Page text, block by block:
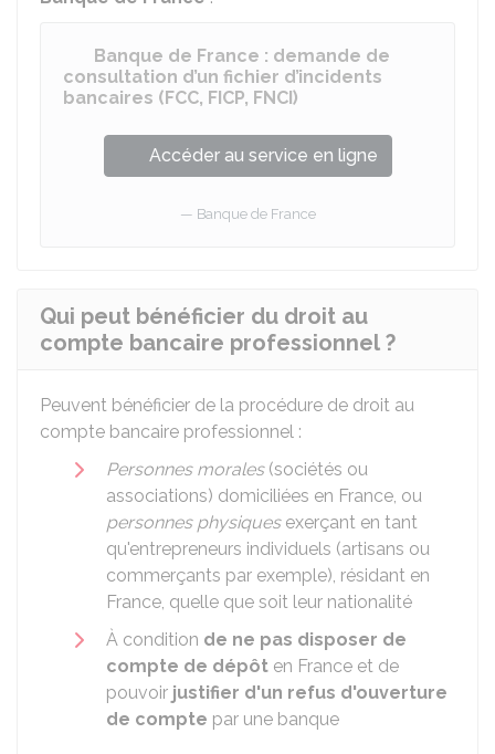
Banque de France : demande de
consultation d’un fichier d’incidents
bancaires (FCC, FICP, FNCI)
Accéder au service en ligne
Banque de France
Qui peut bénéficier du droit au
compte bancaire professionnel ?
Peuvent bénéficier de la procédure de droit au
compte bancaire professionnel :
Personnes morales(sociétés ou
associations) domiciliées en France, ou
personnes physiquesexerçant en tant
qu'entrepreneurs individuels (artisans ou
commerçants par exemple), résidant en
France, quelle que soit leur nationalité
À condition de ne pas disposer de
compte de dépôt en France et de
pouvoir justifier d'un refus d'ouverture
de compte par une banque